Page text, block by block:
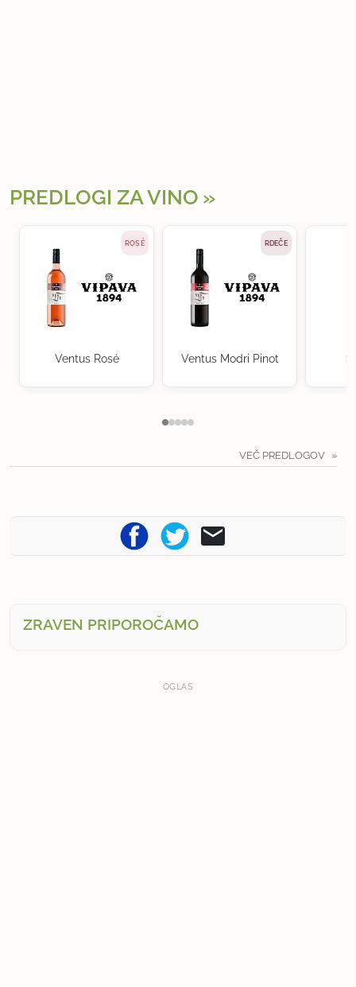
PREDLOGI ZA VINO
ROSÉ
Ventus Rosé
RDEČE
Ventus Modri Pinot
VEČ PREDLOGOV
ZRAVEN PRIPOROČAMO
OGLAS